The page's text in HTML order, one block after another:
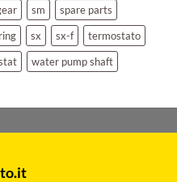
sm
spare parts
sx sx-f
termostato
water pump shaft